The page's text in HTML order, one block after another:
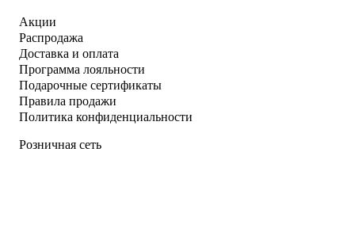
Акции
Распродажа
Доставка и оплата
Программа лояльности
Подарочные сертификаты
Правила продажи
Политика конфиденциальности
Розничная сеть